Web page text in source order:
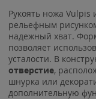
Рукоять ножа Vulpis
рельефным
надежный хват.
позволяет
усталости. В
отверстие,
шнурка или
дополнительную